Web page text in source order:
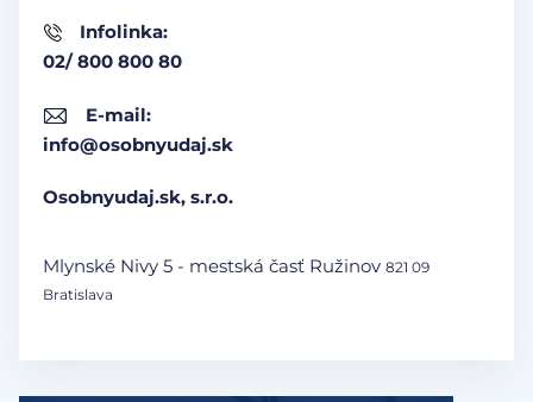
Infolinka:
02/ 800 800 80
E-mail:
info@osobnyudaj.sk
Osobnyudaj.sk, s.r.o.
Mlynské Nivy 5 - mestská časť Ružinov 821 09
Bratislava